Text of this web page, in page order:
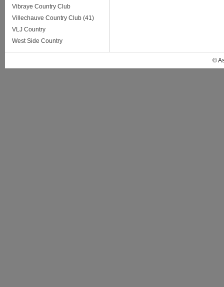
Vibraye Country Club
Villechauve Country Club (41)
VLJ Country
West Side Country
©